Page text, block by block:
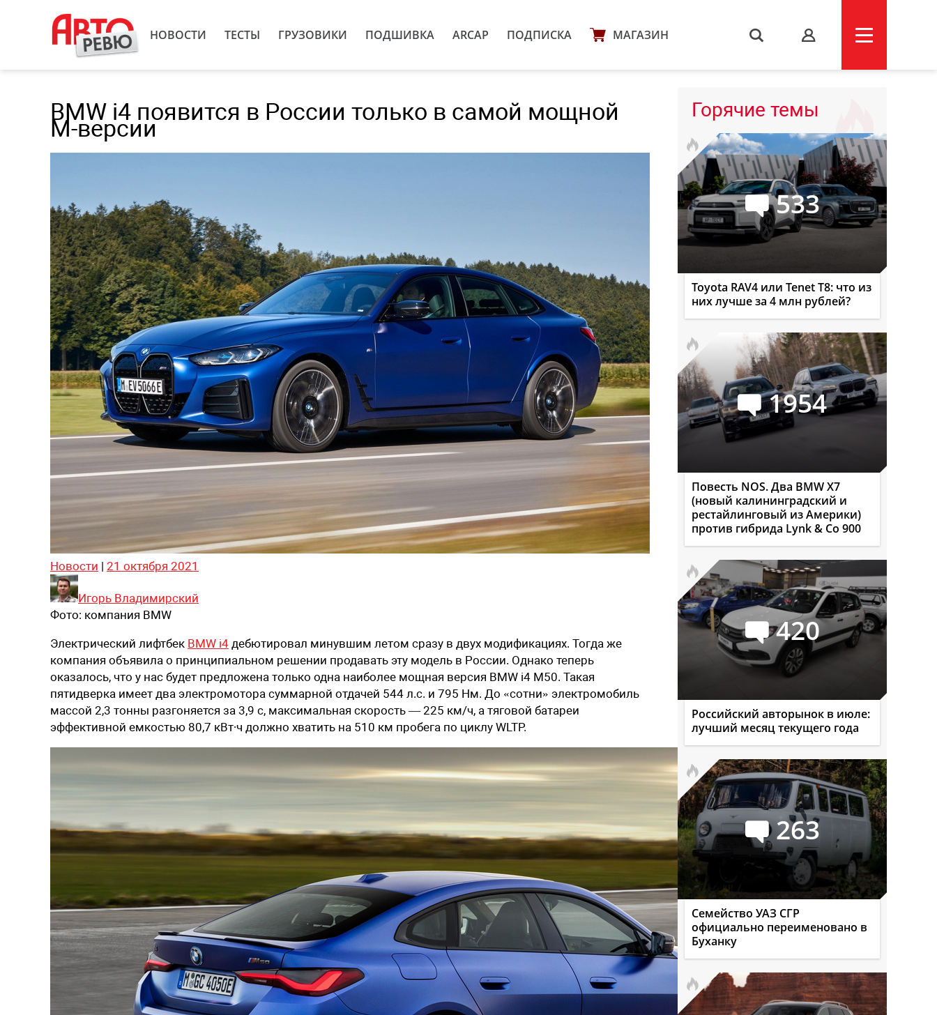
НОВОСТИ ТЕСТЫ ГРУЗОВИКИ ПОДШИВКА ARCAP ПОДПИСКА МАГАЗИН s
BMW i4 появится в России только в самой мощной
M-версии
Новости | 21 октября 2021
Игорь Владимирский
Фото: компания BMW
Электрический лифтбек BMW i4 дебютировал минувшим летом сразу в двух модификациях. Тогда же
компания объявила о принципиальном решении продавать эту модель в России. Однако теперь
оказалось, что у нас будет предложена только одна наиболее мощная версия BMW i4 M50. Такая
пятидверка имеет два электромотора суммарной отдачей 544 л.с. и 795 Нм. До «сотни» электромобиль
массой 2,3 тонны разгоняется за 3,9 с, максимальная скорость — 225 км/ч, а тяговой батареи
эффективной емкостью 80,7 кВт∙ч должно хватить на 510 км пробега по циклу WLTP.
Горячие темы
533
Toyota RAV4 или Tenet T8: что из
них лучше за 4 млн рублей?
1954
Повесть NOS. Два BMW X7
(новый калининградский и
рестайлинговый из Америки)
против гибрида Lynk & Co 900
420
Российский авторынок в июле:
лучший месяц текущего года
263
Семейство УАЗ СГР
официально переименовано в
Буханку